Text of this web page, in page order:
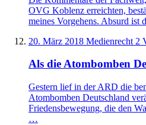
OVG Koblenz erreichten,
meines Vorgehens. Absurd ist
20. März 2018 Medienrecht 2
Als die Atombomben
Gestern lief in der ARD die
Atombomben Deutschland
Friedensbewegung, die den
…